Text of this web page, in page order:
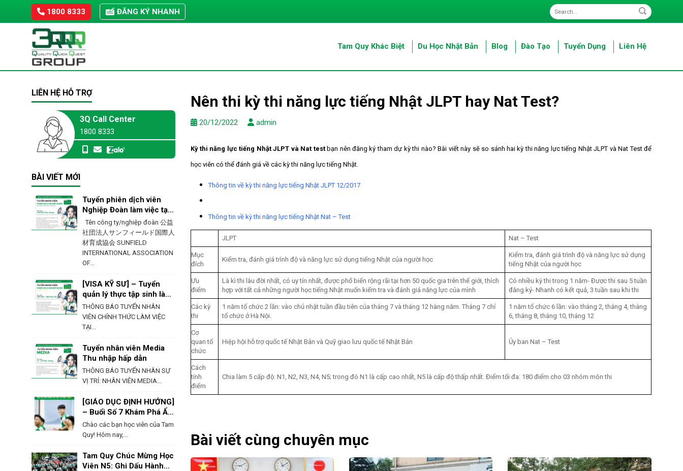
1800 8333 ĐĂNG KÝ NHANH
Tam Quy Khác Biệt Du Học Nhật Bản Blog Đào Tạo Tuyển Dụng Liên Hệ
LIÊN HỆ HỖ TRỢ
3Q Call Center
1800 8333
BÀI VIẾT MỚI
Tuyển phiên dịch viên
Nghiệp Đoàn làm việc tại
Ehime – Nhật Bản
Tên công ty/nghiệp đoàn 公益
社団法人サンフィールド国際人
材育成協会 SUNFIELD
INTERNATIONAL ASSOCIATION
OF...
[VISA KỸ SƯ] – Tuyển
quản lý thực tập sinh làm
việc tại Hokkaido
THÔNG BÁO TUYỂN NHÂN
VIÊN CHÍNH THỨC LÀM VIỆC
TẠI...
Tuyển nhân viên Media
Thu nhập hấp dẫn
THÔNG BÁO TUYỂN NHÂN SỰ
VỊ TRÍ: NHÂN VIÊN MEDIA...
[GIÁO DỤC ĐỊNH HƯỚNG]
– Buổi Số 7 Khám Phá Ẩm
Thực & Phong Tục Của
Nhật Bản
Chào các bạn học viên của Tam
Quy! Hôm nay,...
Tam Quy Chúc Mừng Học
Viên N5: Ghi Dấu Hành
Nên thi kỳ thi năng lực tiếng Nhật JLPT hay Nat Test?
20/12/2022 admin
Kỳ thi năng lực tiếng Nhật JLPT và Nat testbạn nên đăng ký tham dự kỳ thi nào? Bài viết này sẽ so sánh hai kỳ thi năng lực tiếng Nhật JLPT và Nat Test để
học viên có thể đánh giá về các kỳ thi năng lực tiếng Nhật.
Thông tin về kỳ thi năng lực tiếng Nhật JLPT 12/2017
Thông tin về kỳ thi năng lực tiếng Nhật Nat – Test
JLPT Nat – Test
Mục
đích
Kiểm tra, đánh giá trình độ và năng lực sử dụng tiếng Nhật của người học
Kiểm tra, đánh giá trình độ và năng lực sử dụng
tiếng Nhật của người học
Ưu
điểm
Là kì thi lâu đời nhất, có uy tín nhất, được phổ biến rộng rãi tại hơn 50 quốc gia trên thế giới, thích
hợp với tất cả những người học tiếng Nhật muốn kiểm tra và đánh giá năng lực của mình
Có nhiều kỳ thi trong 1 năm- Được thi sau 5 tuần
đăng ký- Nhanh có kết quả, 3 tuần sau khi thi
Các kỳ
thi
1 năm tổ chức 2 lần: vào chủ nhật tuần đầu tiên của tháng 7 và tháng 12 hàng năm. Tháng 7 chỉ
tổ chức ở Hà Nội.
1 năm tổ chức 6 lần: vào tháng 2, tháng 4, tháng
6, tháng 8, tháng 10, tháng 12
Cơ
quan tổ
chức
Hiệp hội hỗ trợ quốc tế Nhật Bản và Quỹ giao lưu quốc tế Nhật Bản Ủy ban Nat – Test
Cách
tính
điểm
Chia làm 5 cấp độ: N1, N2, N3, N4, N5; trong đó N1 là cấp cao nhất, N5 là cấp độ thấp nhất. Điểm tối đa: 180 điểm cho 03 nhóm môn thi
Bài viết cùng chuyên mục